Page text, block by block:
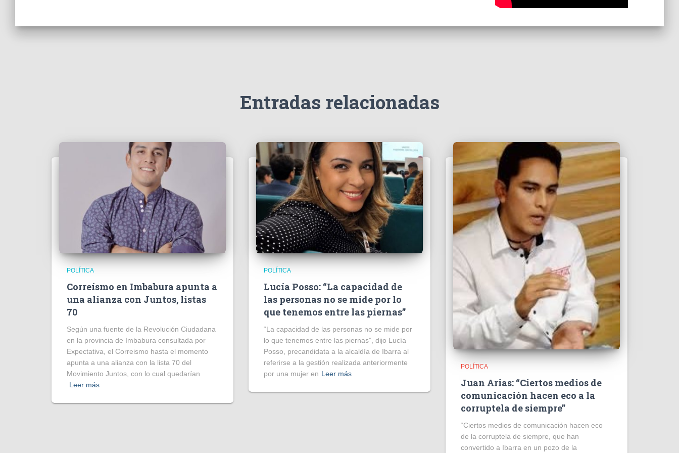
Entradas relacionadas
POLÍTICA
Correísmo en Imbabura apunta a
una alianza con Juntos, listas
70
Según una fuente de la Revolución Ciudadana
en la provincia de Imbabura consultada por
Expectativa, el Correismo hasta el momento
apunta a una alianza con la lista 70 del
Movimiento Juntos, con lo cual quedarían
Leer más
POLÍTICA
Lucía Posso: “La capacidad de
las personas no se mide por lo
que tenemos entre las piernas”
“La capacidad de las personas no se mide por
lo que tenemos entre las piernas”, dijo Lucía
Posso, precandidata a la alcaldía de Ibarra al
referirse a la gestión realizada anteriormente
por una mujer en Leer más
POLÍTICA
Juan Arias: “Ciertos medios de
comunicación hacen eco a la
corruptela de siempre”
“Ciertos medios de comunicación hacen eco
de la corruptela de siempre, que han
convertido a Ibarra en un pozo de la